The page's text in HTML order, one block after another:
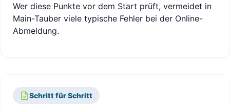
Wer diese Punkte vor dem Start prüft, vermeidet in
Main-Tauber viele typische Fehler bei der Online-
Abmeldung.
Schritt für Schritt